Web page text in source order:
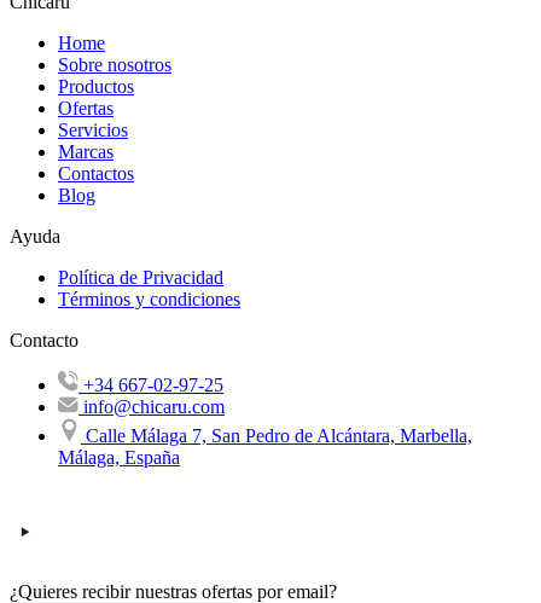
Home
Sobre nosotros
Productos
Ofertas
Servicios
Marcas
Contactos
Blog
Ayuda
Política de Privacidad
Términos y condiciones
Contacto
+34 667-02-97-25
info@chicaru.com
Calle Málaga 7, San Pedro de Alcántara, Marbella,
Málaga, España
¿Quieres recibir nuestras ofertas por email?